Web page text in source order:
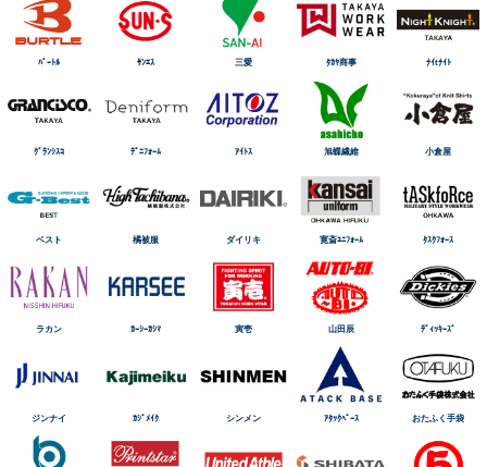
ﾊﾞｰﾄﾙ ｻﾝｴｽ 三愛 ﾀｶﾔ商事 ﾅｲtﾅｲﾄ
ｸﾞﾗﾝｼｽｺ ﾃﾞﾆﾌｫｰﾑ ｱｲﾄｽ 旭蝶繊維 小倉屋
ベスト 橘被服 ダイリキ 寛斎ﾕﾆﾌｫｰﾑ ﾀｽｸﾌｫｰｽ
ラカン ｶｰｼｰｶｼﾏ 寅壱 山田辰 ﾃﾞｨｯｷｰｽﾞ
ジンナイ ｶｼﾞﾒｲｸ シンメン ｱﾀｯｸﾍﾞｰｽ おたふく手袋